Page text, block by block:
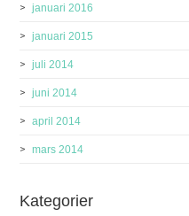
januari 2016
januari 2015
juli 2014
juni 2014
april 2014
mars 2014
Kategorier